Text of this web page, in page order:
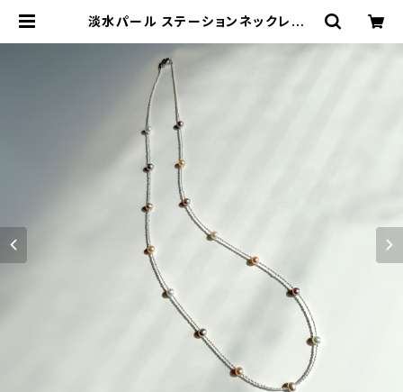
淡水パール ステーションネックレス |